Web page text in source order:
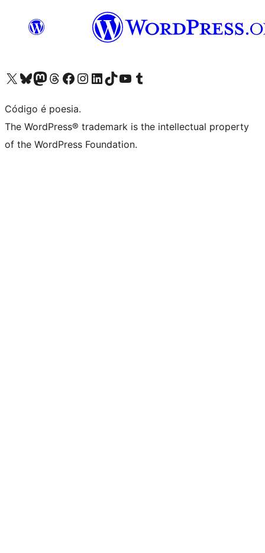
Acessar nossa conta do X (antigo Twitter)
Acessar nossa conta do Bluesky
Acessar nossa conta do Mastodon
Acessar nossa conta do Threads
Acessar nossa página do Facebook
Acessar nossa conta do Instagram
Acessar nossa conta do LinkedIn
Acessar nossa conta do TikTok
Acessar nosso canal do YouTube
Acessar nossa conta no Tumblr
Código é poesia.
The WordPress® trademark is the intellectual property
of the WordPress Foundation.